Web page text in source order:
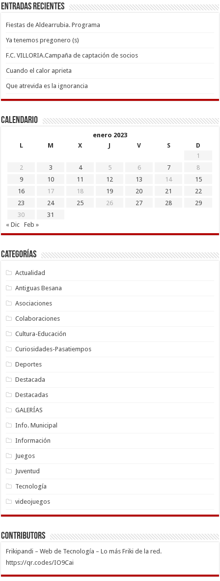
Entradas recientes
Fiestas de Aldearrubia. Programa
Ya tenemos pregonero (s)
F.C. VILLORIA.Campaña de captación de socios
Cuando el calor aprieta
Que atrevida es la ignorancia
Calendario
enero 2023
L
M X J V S
D
1
2
3 4 5 6 7
8
9
10 11 12 13 14
15
16
17 18 19 20 21
22
23
24 25 26 27 28
29
30
31
« Dic
Feb »
Categorías
Actualidad
Antiguas Besana
Asociaciones
Colaboraciones
Cultura-Educación
Curiosidades-Pasatiempos
Deportes
Destacada
Destacadas
GALERÍAS
Info. Municipal
Información
Juegos
Juventud
Tecnología
videojuegos
Contributors
Frikipandi – Web de Tecnología – Lo más Friki de la red.
https://qr.codes/IO9Cai